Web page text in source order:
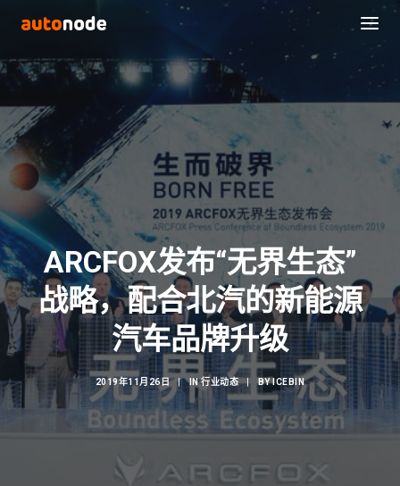
Search
ARCFOX发布“无界生态”
战略，配合北汽的新能源
汽车品牌升级
2019年11月26日 | IN行业动态 | BYICEBIN